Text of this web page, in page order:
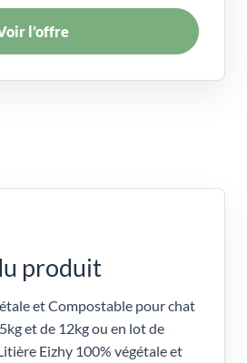
l’offre
produit
et Compostable pour chat
et de 12kg ou en lot de
Eizhy 100% végétale et